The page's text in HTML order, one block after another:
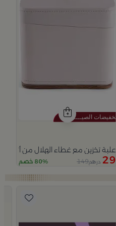
علبة تخزين مع غطاء الهلال من أثيلة
29 درهم149 80% خصم